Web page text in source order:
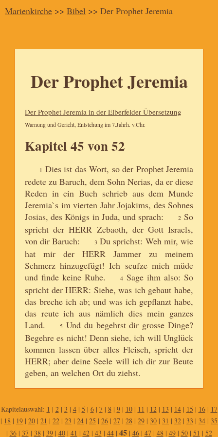
Der Prophet Jeremia
Der Prophet Jeremia in der Elberfelder Übersetzung
Warnung und Gericht, Entstehung im 7.Jahrh. v.Chr.
Kapitel 45 von 52
1 Dies ist das Wort, so der Prophet Jeremia
redete zu Baruch, dem Sohn Nerias, da er diese
Reden in ein Buch schrieb aus dem Munde
Jeremia`s im vierten Jahr Jojakims, des Sohnes
Josias, des Königs in Juda, und sprach:
2 So
spricht der HERR Zebaoth, der Gott Israels,
von dir Baruch:
3 Du sprichst: Weh mir, wie
hat mir der HERR Jammer zu meinem
Schmerz hinzugefügt! Ich seufze mich müde
und finde keine Ruhe.
4 Sage ihm also: So
spricht der HERR: Siehe, was ich gebaut habe,
das breche ich ab; und was ich gepflanzt habe,
das reute ich aus nämlich dies mein ganzes
Land.
5 Und du begehrst dir grosse Dinge?
Begehre es nicht! Denn siehe, ich will Unglück
kommen lassen über alles Fleisch, spricht der
HERR; aber deine Seele will ich dir zur Beute
geben, an welchen Ort du ziehst.
Kapitelauswahl: 1 | 2| 3 | 4| 5 | 6| 7| 8| 9| 10| 11 | 12| 13 | 14| 15 | 16| 17
| 18 | 19 | 20 | 21 | 22 | 23 | 24 | 25 | 26 | 27 | 28 | 29 | 30 | 31 | 32 | 33 | 34 | 35
| 36| 37| 38| 39| 40| 41 | 42| 43 | 44| 45| 46| 47| 48| 49| 50| 51 | 52
Marienkirche >> Bibel >> Der Prophet Jeremia